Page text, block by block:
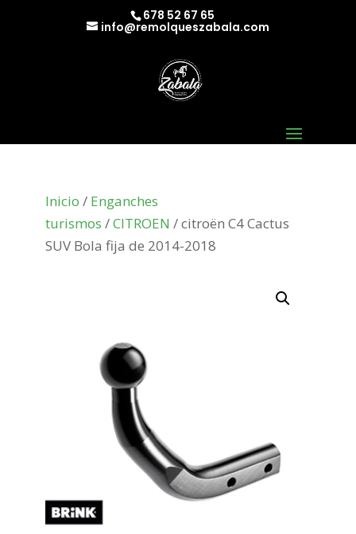
678 52 67 65
info@remolqueszabala.com
Inicio / Enganches
turismos /CITROEN / citroën C4 Cactus
SUV Bola fija de 2014-2018